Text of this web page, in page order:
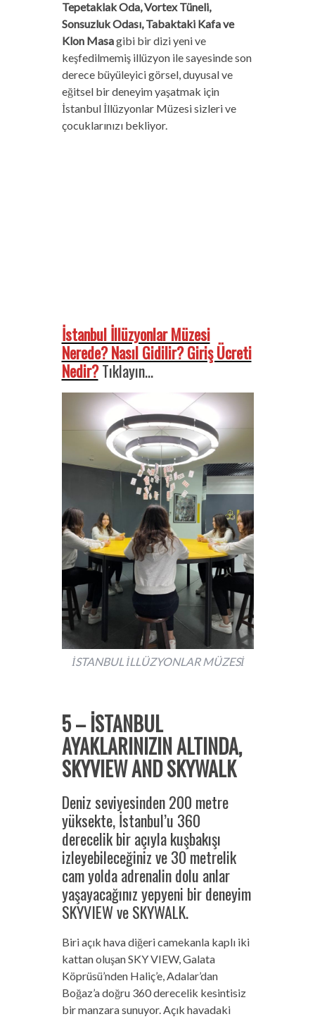
Tepetaklak Oda, Vortex Tüneli,
Sonsuzluk Odası, Tabaktaki Kafa ve
Klon Masagibi bir dizi yeni ve
keşfedilmemiş illüzyon ile sayesinde son
derece büyüleyici görsel, duyusal ve
eğitsel bir deneyim yaşatmak için
İstanbul İllüzyonlar Müzesi sizleri ve
çocuklarınızı bekliyor.
İstanbul İllüzyonlar Müzesi
Nerede? Nasıl Gidilir? Giriş Ücreti
Nedir?Tıklayın…
İSTANBUL İLLÜZYONLAR MÜZESİ
5 – İSTANBUL
AYAKLARINIZIN ALTINDA,
SKYVIEW AND SKYWALK
Deniz seviyesinden 200 metre
yüksekte, İstanbul’u 360
derecelik bir açıyla kuşbakışı
izleyebileceğiniz ve 30 metrelik
cam yolda adrenalin dolu anlar
yaşayacağınız yepyeni bir deneyim
SKYVIEW ve SKYWALK.
Biri açık hava diğeri camekanla kaplı iki
kattan oluşan SKY VIEW, Galata
Köprüsü’nden Haliç’e, Adalar’dan
Boğaz’a doğru 360 derecelik kesintisiz
bir manzara sunuyor. Açık havadaki